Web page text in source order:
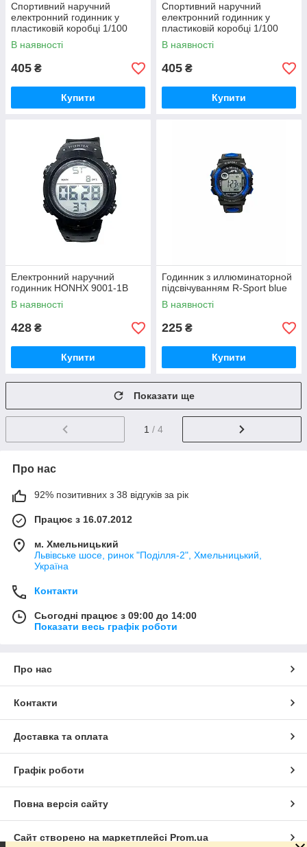
Спортивний наручний
електронний годинник у
пластиковій коробці 1/100
second синій
В наявності
405 ₴
Купити
Спортивний наручний
електронний годинник у
пластиковій коробці 1/100
second зелений
В наявності
405 ₴
Купити
Електронний наручний
годинник HONHX 9001-1B
В наявності
428 ₴
Купити
Годинник з иллюминаторной
підсвічуванням R-Sport blue
В наявності
225 ₴
Купити
Показати ще
1 / 4
Про нас
92% позитивних з 38 відгуків за рік
Працює з 16.07.2012
м. Хмельницький
Львівське шосе, ринок "Поділля-2", Хмельницький,
Україна
Контакти
Сьогодні працює з 09:00 до 14:00
Показати весь графік роботи
Про нас
Контакти
Доставка та оплата
Графік роботи
Повна версія сайту
Сайт створено на маркетплейсі Prom.ua